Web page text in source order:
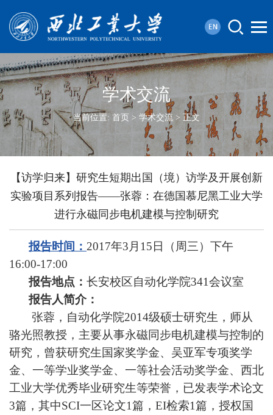
学术交流
当前位置: 首页 > 学术交流 > 正文
【访学归来】研究生短期出国（境）访学及开展创新
实验项目系列报告——张蓉：在德国慕尼黑工业大学
进行永磁同步电机建模与控制研究
报告时间： 2017年3 月 15日（周三）下午
16:00-17:00
报告地点： 长安校区自动化学院341会议室
报告人简介：
张蓉，自动化学院2014级硕士研究生，师从
骆光照教授，主要从事永磁同步电机建模与控制的
研究，曾获研究生国家奖学金、吴亚军专项奖学
金、一等学业奖学金、一等社会活动奖学金、西北
工业大学优秀毕业研究生等荣誉，已发表学术论文
3篇，其中SCI一区论文1篇， EI检索1篇，授权国